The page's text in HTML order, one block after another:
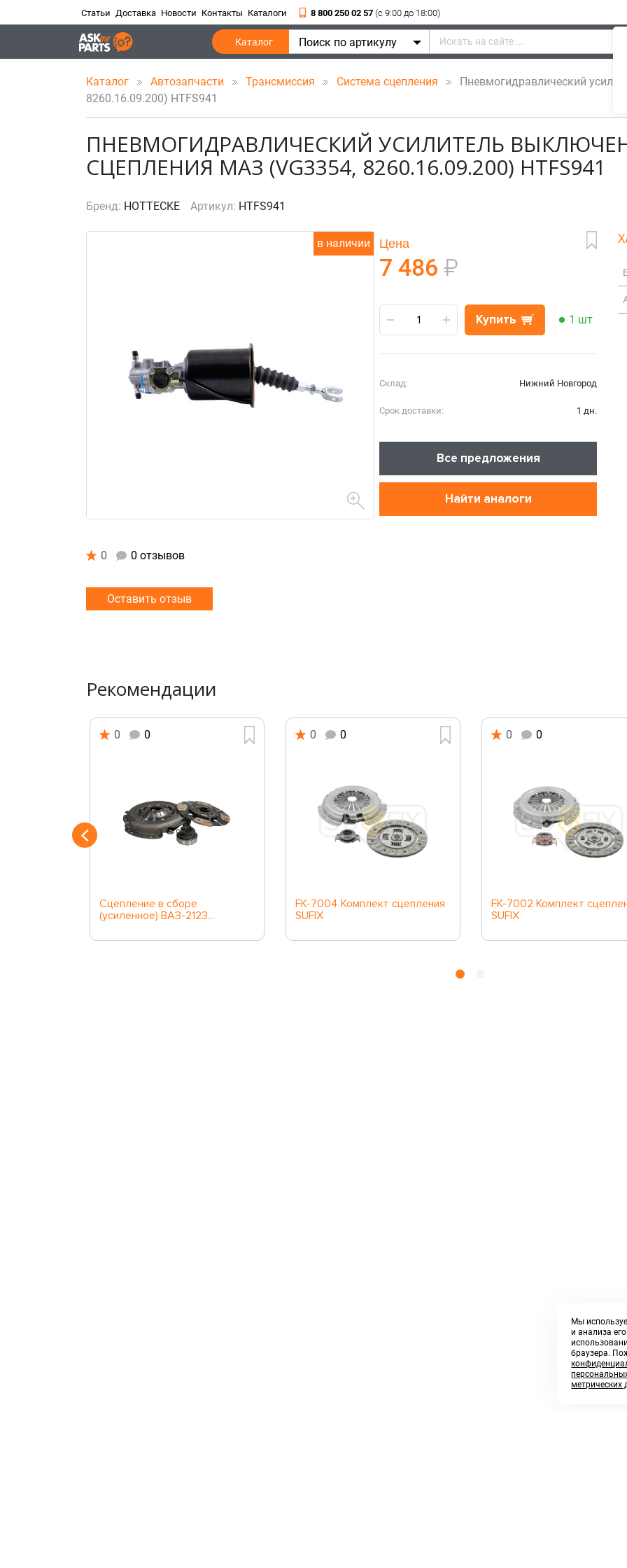
Статьи Доставка Новости Контакты Каталоги 8 800 250 02 57 (c 9:00 до 18:00)
Каталог Поиск по артикулу
Каталог Автозапчасти Трансмиссия Система сцепления
Пневмогидравлический
8260.16.09.200) HTFS941
ПНЕВМОГИДРАВЛИЧЕСКИЙ УСИЛИТЕЛЬ
СЦЕПЛЕНИЯ МАЗ (VG3354, 8260.16.09.200) HTFS941
Бренд: HOTTECKE Артикул: HTFS941
в наличии Цена
7 486 ₽
Купить 1 шт
Склад: Нижний Новгород
Срок доставки: 1 дн.
Все предложения
Найти аналоги
0 0 отзывов
Оставить отзыв
Рекомендации
0 0
Сцепление в сборе
(усиленное) ВАЗ-2123...
0 0
FK-7004 Комплект сцепления
SUFIX
0 0
FK-7002 Комплект
SUFIX
Мы
и анализа
браузера.
метрических